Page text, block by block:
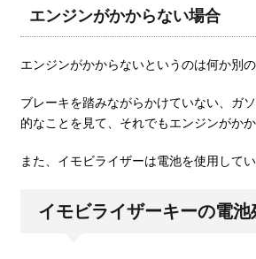
エンジンがかからない場合
エンジンがかからないというのは何か別
ブレーキを踏みながらかけていない、ガ
的なことを見て、それでもエンジンがか
また、イモビライザーは電池を使用して
イモビライザーキーの電池